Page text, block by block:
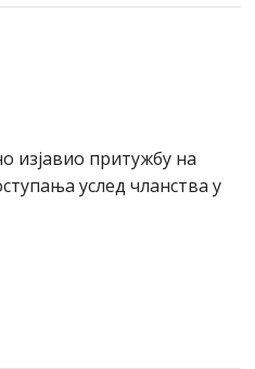
изјавио притужбу на
услед чланства у